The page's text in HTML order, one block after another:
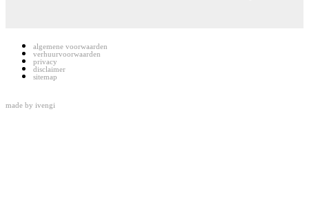
algemene voorwaarden
verhuurvoorwaarden
privacy
disclaimer
sitemap
made by ivengi